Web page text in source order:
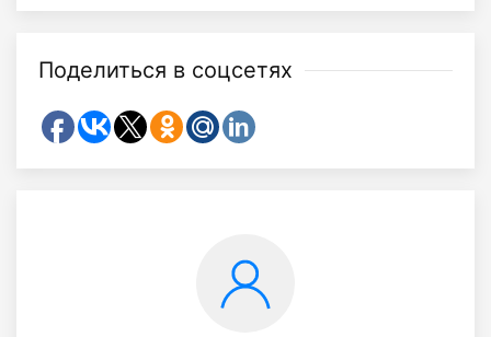
Поделиться в соцсетях